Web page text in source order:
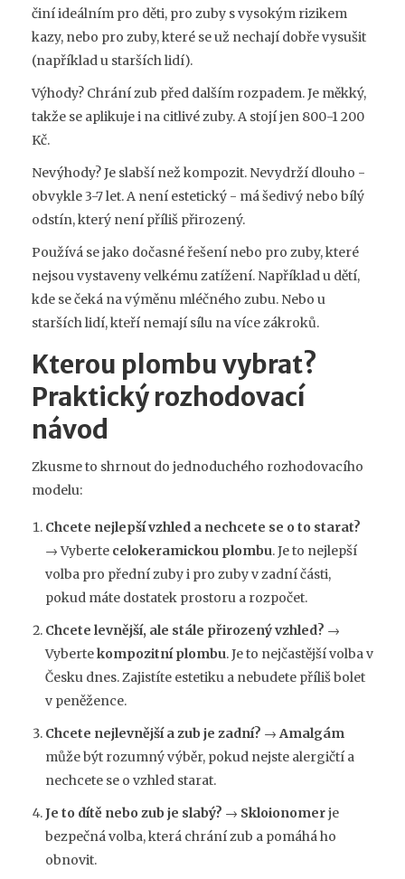
činí ideálním pro děti, pro zuby s vysokým rizikem
kazy, nebo pro zuby, které se už nechají dobře vysušit
(například u starších lidí).
Výhody? Chrání zub před dalším rozpadem. Je měkký,
takže se aplikuje i na citlivé zuby. A stojí jen 800-1 200
Kč.
Nevýhody? Je slabší než kompozit. Nevydrží dlouho -
obvykle 3-7 let. A není estetický - má šedivý nebo bílý
odstín, který není příliš přirozený.
Používá se jako dočasné řešení nebo pro zuby, které
nejsou vystaveny velkému zatížení. Například u dětí,
kde se čeká na výměnu mléčného zubu. Nebo u
starších lidí, kteří nemají sílu na více zákroků.
Kterou plombu vybrat?
Praktický rozhodovací
návod
Zkusme to shrnout do jednoduchého rozhodovacího
modelu:
Chcete nejlepší vzhled a nechcete se o to starat?
→ Vyberte celokeramickou plombu. Je to nejlepší
volba pro přední zuby i pro zuby v zadní části,
pokud máte dostatek prostoru a rozpočet.
Chcete levnější, ale stále přirozený vzhled? →
Vybertekompozitní plombu. Je to nejčastější volba v
Česku dnes. Zajistíte estetiku a nebudete příliš bolet
v peněžence.
Chcete nejlevnější a zub je zadní? →Amalgám
může být rozumný výběr, pokud nejste alergičtí a
nechcete se o vzhled starat.
Je to dítě nebo zub je slabý? → Skloionomerje
bezpečná volba, která chrání zub a pomáhá ho
obnovit.